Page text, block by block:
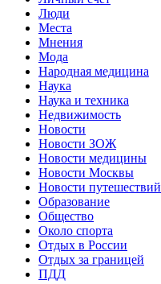
Люди
Места
Мнения
Мода
Народная медицина
Наука
Наука и техника
Недвижимость
Новости
Новости ЗОЖ
Новости медицины
Новости Москвы
Новости путешествий
Образование
Общество
Около спорта
Отдых в России
Отдых за границей
ПДД